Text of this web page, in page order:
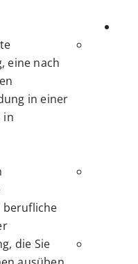
eine nach
in einer
in
die Sie